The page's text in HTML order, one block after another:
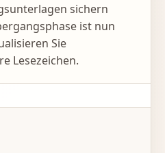
sichern
ist nun
Sie
Lesezeichen.